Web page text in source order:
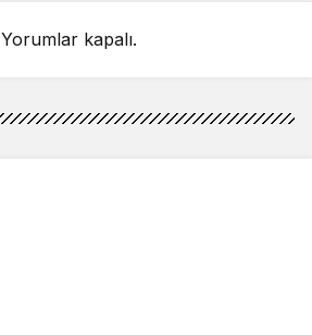
Yorumlar kapalı.